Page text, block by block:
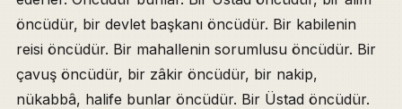
öncüdür, bir devlet başkanı öncüdür. Bir kabilenin
reisi öncüdür. Bir mahallenin sorumlusu öncüdür. Bir
çavuş öncüdür, bir zâkir öncüdür, bir nakip,
nükabbâ, halife bunlar öncüdür. Bir Üstad öncüdür.